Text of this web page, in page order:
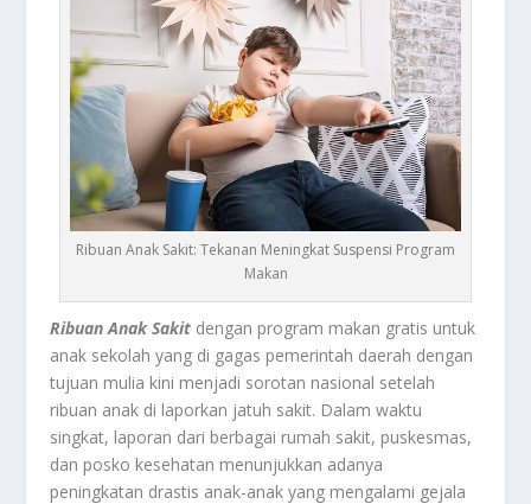
Ribuan Anak Sakit: Tekanan Meningkat Suspensi Program
Makan
Ribuan Anak Sakit dengan program makan gratis untuk
anak sekolah yang di gagas pemerintah daerah dengan
tujuan mulia kini menjadi sorotan nasional setelah
ribuan anak di laporkan jatuh sakit. Dalam waktu
singkat, laporan dari berbagai rumah sakit, puskesmas,
dan posko kesehatan menunjukkan adanya
peningkatan drastis anak-anak yang mengalami gejala